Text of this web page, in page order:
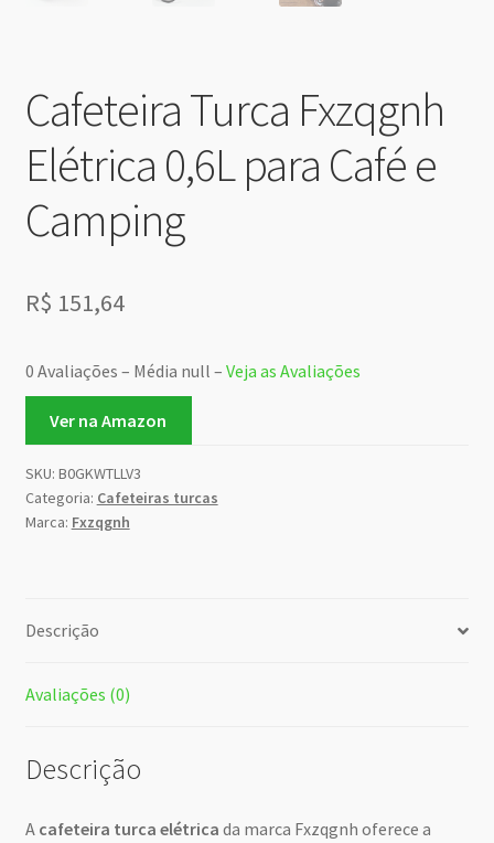
Cafeteira Turca Fxzqgnh
Elétrica 0,6L para Café e
Camping
R$ 151,64
0 Avaliações – Média null – Veja as Avaliações
Ver na Amazon
SKU: B0GKWTLLV3
Categoria: Cafeteiras turcas
Marca: Fxzqgnh
Descrição
Avaliações (0)
Descrição
A cafeteira turca elétrica da marca Fxzqgnh oferece a